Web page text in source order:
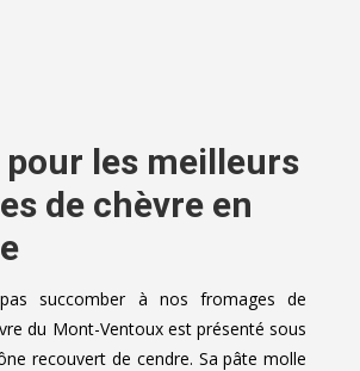
pour les meilleurs
de chèvre en
succomber à nos fromages de
du Mont-Ventoux est présenté sous
recouvert de cendre. Sa pâte molle